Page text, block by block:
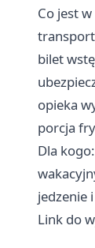
Co jest
bilet
opieka
porcja
Dla
jedzenie
Link do